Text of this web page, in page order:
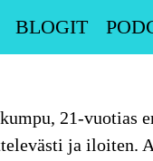
BLOGIT
21-vuotias
ja iloiten.